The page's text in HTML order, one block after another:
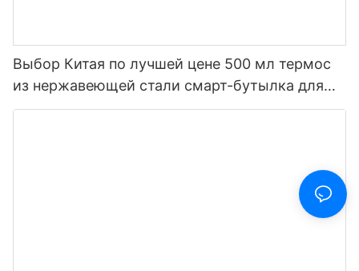
Выбор Китая по лучшей цене 500 мл термос
из нержавеющей стали смарт-бутылка для
воды